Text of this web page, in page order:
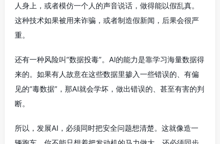
人身上，或者模仿一个人的声音说话，做得能以假乱真。
这种技术如果被用来诈骗，或者制造假新闻，后果会很严
重。
还有一种风险叫“数据投毒”。AI的能力是靠学习海量数据得
来的。如果有人故意在这些数据里掺入一些错误的、有偏
见的“毒数据”，那AI就会学坏，做出错误的、甚至有害的判
断。
所以，发展AI，必须同时把安全问题想清楚。这就像造一